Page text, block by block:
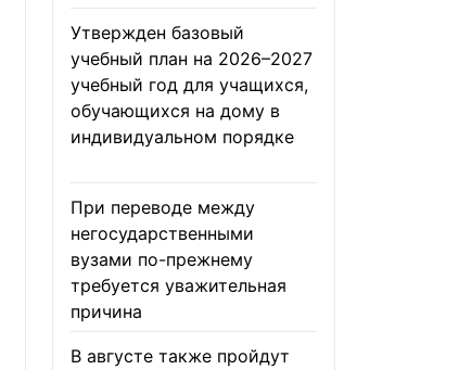
Утвержден базовый
учебный план на 2026–2027
учебный год для учащихся,
обучающихся на дому в
индивидуальном порядке
При переводе между
негосударственными
вузами по-прежнему
требуется уважительная
причина
В августе также пройдут